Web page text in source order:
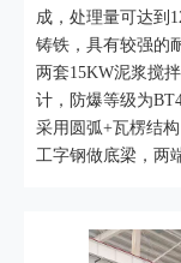
成，处理量可达到
铸铁，具有较强的
两套15KW泥浆搅
计，防爆等级为
采用圆弧+瓦楞结
工字钢做底梁，两